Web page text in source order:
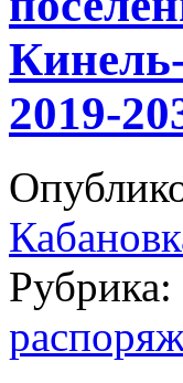
2019-
Рубрика: